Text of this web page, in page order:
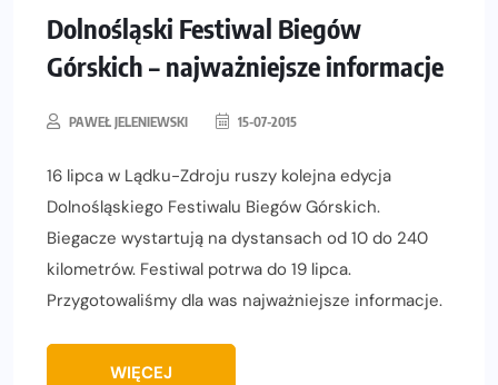
Dolnośląski Festiwal Biegów
Górskich – najważniejsze informacje
PAWEŁ JELENIEWSKI 15-07-2015
16 lipca w Lądku-Zdroju ruszy kolejna edycja
Dolnośląskiego Festiwalu Biegów Górskich.
Biegacze wystartują na dystansach od 10 do 240
kilometrów. Festiwal potrwa do 19 lipca.
Przygotowaliśmy dla was najważniejsze informacje.
WIĘCEJ